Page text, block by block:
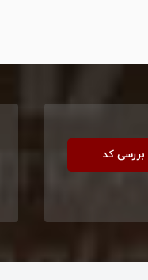
بررسی کد